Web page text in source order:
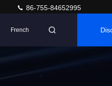
86-755-84652995
French